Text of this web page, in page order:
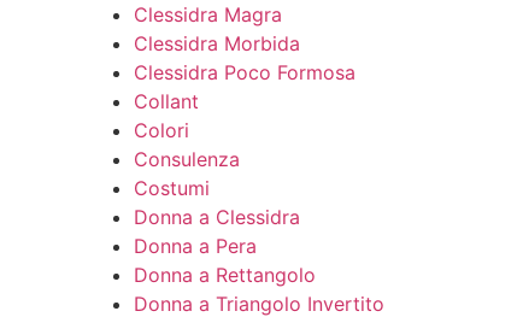
Clessidra Magra
Clessidra Morbida
Clessidra Poco Formosa
Collant
Colori
Consulenza
Costumi
Donna a Clessidra
Donna a Pera
Donna a Rettangolo
Donna a Triangolo Invertito